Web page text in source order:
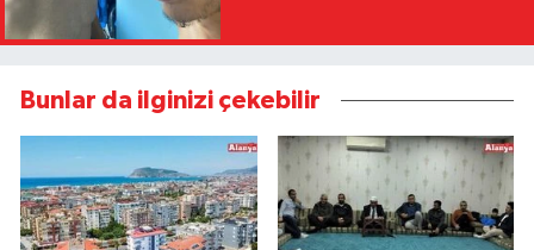
Bunlar da ilginizi çekebilir